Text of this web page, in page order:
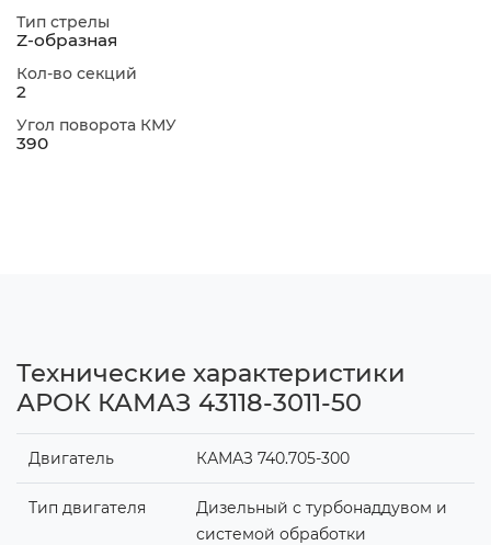
Тип стрелы
Z-образная
Кол-во секций
2
Угол поворота КМУ
390
Технические характеристики
АРОК КАМАЗ 43118-3011-50
Двигатель КАМАЗ 740.705-300
Тип двигателя
Дизельный с турбонаддувом и
системой обработки